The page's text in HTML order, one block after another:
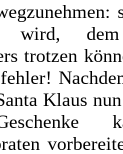
wird,
trotzen
Klaus